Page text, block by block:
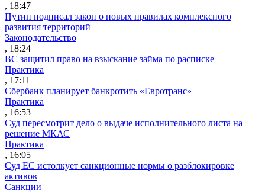
, 18:47
Путин подписал закон о новых правилах комплексного
развития территорий
Законодательство
, 18:24
ВС защитил право на взыскание займа по расписке
Практика
, 17:11
Сбербанк планирует банкротить «Евротранс»
Практика
, 16:53
Суд пересмотрит дело о выдаче исполнительного листа на
решение МКАС
Практика
, 16:05
Суд ЕС истолкует санкционные нормы о разблокировке
активов
Санкции